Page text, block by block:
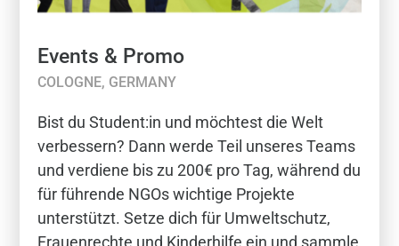
Events & Promo
COLOGNE, GERMANY
Bist du Student:in und möchtest die Welt
verbessern? Dann werde Teil unseres Teams
und verdiene bis zu 200€ pro Tag, während du
für führende NGOs wichtige Projekte
unterstützt. Setze dich für Umweltschutz,
Frauenrechte und Kinderhilfe ein und sammle